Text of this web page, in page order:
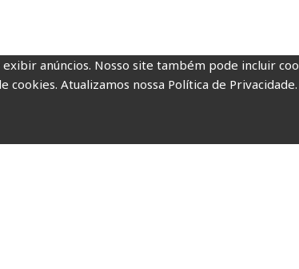
anúncios. Nosso site também pode incluir
cookies. Atualizamos nossa Política de